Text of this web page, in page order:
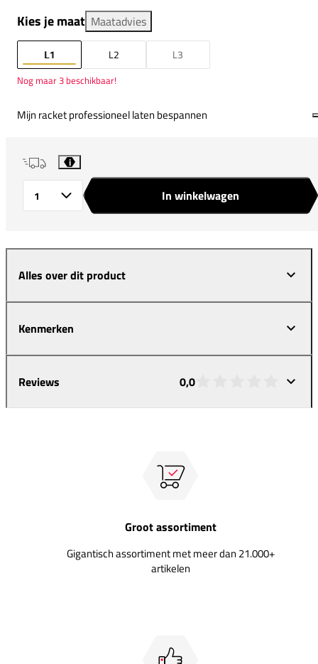
Kies je maat Maatadvies
L1 L2 L3
Nog maar 3 beschikbaar!
Mijn racket professioneel laten bespannen
i
In winkelwagen
Alles over dit product
Kenmerken
Reviews 0,0
Groot assortiment
Gigantisch assortiment met meer dan 21.000+
artikelen